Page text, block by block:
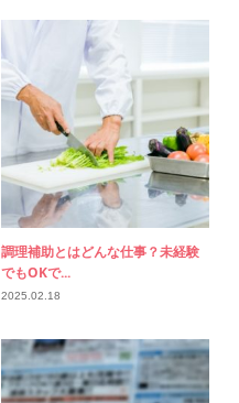
調理補助とはどんな仕事？未経験
でもOKで...
2025.02.18